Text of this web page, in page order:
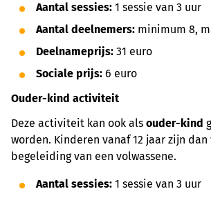
Aantal sessies: 1 sessie van 3 uur
Aantal deelnemers: minimum 8,
Deelnameprijs: 31 euro
Sociale prijs: 6 euro
Ouder-kind activiteit
Deze activiteit kan ook als ouder-kind
worden. Kinderen vanaf 12 jaar zijn
begeleiding van een volwassene.
Aantal sessies: 1 sessie van 3 uur